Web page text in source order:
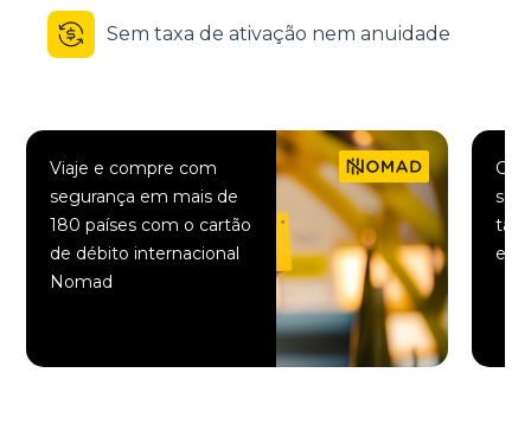
Sem taxa de ativação nem anuidade
Viaje e compre com
segurança em mais de
180 países com o cartão
de débito internacional
Nomad